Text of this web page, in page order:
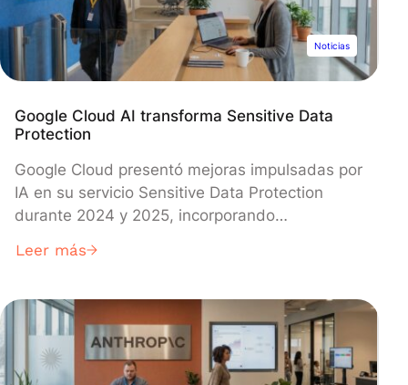
para atender a clientes de los sectores
sanitario y gubernamental.
Noticias
Google Cloud AI transforma Sensitive Data
Protection
Google Cloud presentó mejoras impulsadas por
IA en su servicio Sensitive Data Protection
durante 2024 y 2025, incorporando
objetos en imágenes que permiten identificar
ocultar rostros, pasaportes y documentos de
identidad con fotografía. Las nuevas funciones,
que van más allá de la coincidencia de
patrones tradicional para comprender el
Leer más